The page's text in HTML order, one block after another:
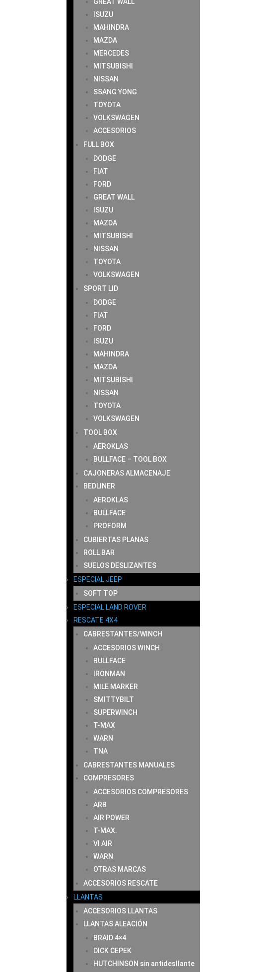
ISUZU
MAHINDRA
MAZDA
MERCEDES
MITSUBISHI
NISSAN
SSANG YONG
TOYOTA
VOLKSWAGEN
ACCESORIOS
FULL BOX
DODGE
FIAT
FORD
GREAT WALL
ISUZU
MAZDA
MITSUBISHI
NISSAN
TOYOTA
VOLKSWAGEN
SPORT LID
DODGE
FIAT
FORD
ISUZU
MAHINDRA
MAZDA
MITSUBISHI
NISSAN
TOYOTA
VOLKSWAGEN
TOOL BOX
AEROKLAS
BULLFACE – TOOL BOX
CAJONERAS ALMACENAJE
BEDLINER
AEROKLAS
BULLFACE
PROFORM
CUBIERTAS PLANAS
ROLL BAR
SUELOS DESLIZANTES
ESPECIAL JEEP
SOFT TOP
ESPECIAL LAND ROVER
RESCATE 4X4
CABRESTANTES/WINCH
ACCESORIOS WINCH
BULLFACE
IRONMAN
MILE MARKER
SMITTYBILT
SUPERWINCH
T-MAX
WARN
TNA
CABRESTANTES MANUALES
COMPRESORES
ACCESORIOS COMPRESORES
ARB
AIR POWER
T-MAX.
VI AIR
WARN
OTRAS MARCAS
ACCESORIOS RESCATE
LLANTAS
ACCESORIOS LLANTAS
LLANTAS ALEACIÓN
BRAID 4×4
DICK CEPEK
HUTCHINSON sin antidesllante